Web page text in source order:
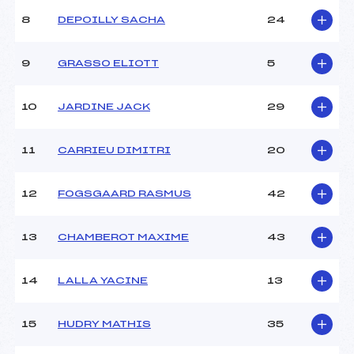
Ouvreurs D :
Météo :
Nombre de portes :
46
Traceur :
CASCALES (SA)
PALMER (SA)
Ouvreurs C :
Ouvreurs E :
8 DEPOILLY SACHA 24
9 GRASSO ELIOTT 5
10 JARDINE JACK 29
11 CARRIEU DIMITRI 20
12 FOGSGAARD RASMUS 42
13 CHAMBEROT MAXIME 43
14 LALLA YACINE 13
15 HUDRY MATHIS 35